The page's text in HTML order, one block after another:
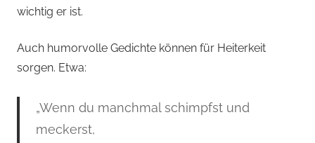
wichtig er ist.
Auch humorvolle Gedichte können für Heiterkeit
sorgen. Etwa:
„Wenn du manchmal schimpfst und
meckerst,